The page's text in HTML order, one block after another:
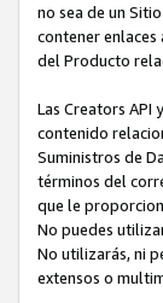
no sea de un
contener enlaces
del Producto
Las Creators
contenido
Suministros de
términos del
que le
No puedes
No utilizarás, ni
extensos o